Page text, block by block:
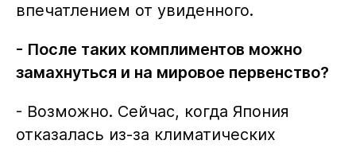
впечатлением от увиденного.
- После таких комплиментов можно
замахнуться и на мировое первенство?
- Возможно. Сейчас, когда Япония
отказалась из-за климатических